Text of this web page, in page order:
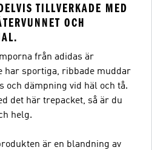
TILLVERKADE MED
OCH
från adidas är
har sportiga, ribbade muddar
och dämpning vid häl och tå.
det här trepacket, så är du
helg.
är en blandning av